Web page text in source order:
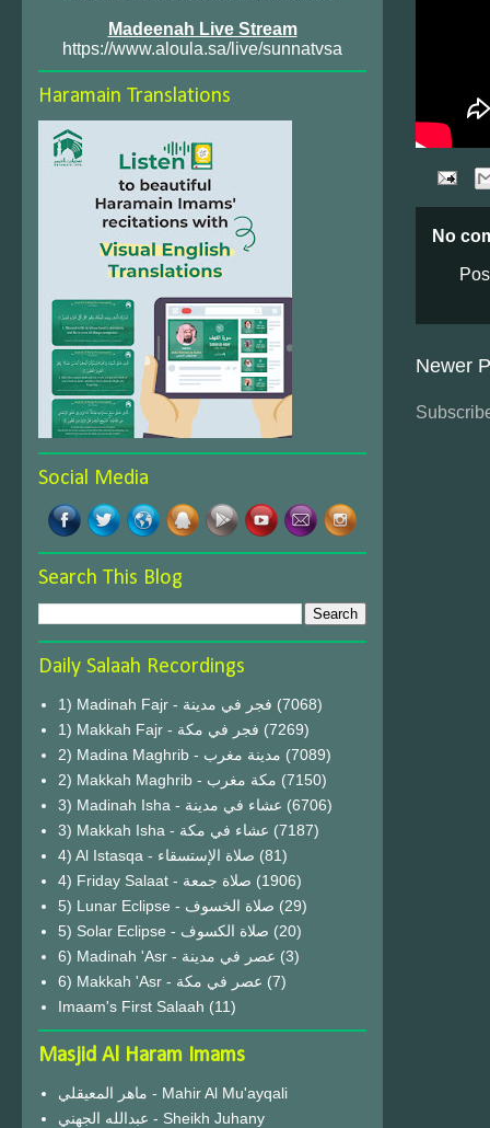
No
Newer
Madeenah Live Stream
https://www.aloula.sa/live/sunnatvsa
Haramain Translations
Social Media
Search This Blog
Daily Salaah Recordings
1) Madinah Fajr - فجر في مدينة (7068)
1) Makkah Fajr - فجر في مكة (7269)
2) Madina Maghrib - مدينة مغرب (7089)
2) Makkah Maghrib - مكة مغرب (7150)
3) Madinah Isha - عشاء في مدينة (6706)
3) Makkah Isha - عشاء في مكة (7187)
4) Al Istasqa - صلاة الإستسقاء (81)
4) Friday Salaat - صلاة جمعة (1906)
5) Lunar Eclipse - صلاة الخسوف (29)
(20)
6) Madinah 'Asr - عصر في مدينة (3)
6) Makkah 'Asr - عصر في مكة (7)
Imaam's First Salaah (11)
Masjid Al Haram Imams
ماهر المعيقلي - Mahir Al Mu'ayqali
عبدالله الجهني - Sheikh Juhany